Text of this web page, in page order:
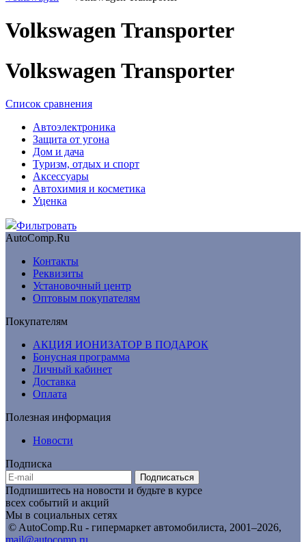
Volkswagen Transporter
Volkswagen Transporter
Список сравнения
Автоэлектроника
Защита от угона
Дом и дача
Туризм, отдых и спорт
Аксессуары
Автохимия и косметика
Уценка
Фильтровать
AutoComp.Ru
Контакты
Реквизиты
Установочный центр
Оптовым покупателям
Покупателям
АКЦИЯ ИОНИЗАТОР В ПОДАРОК
Бонусная программа
Личный кабинет
Доставка
Оплата
Полезная информация
Новости
Подписка
Подписаться
Подпишитесь на новости и будьте в курсе
всех событий и акций
Мы в социальных сетях
© AutoComp.Ru - гипермаркет автомобилиста, 2001–2026,